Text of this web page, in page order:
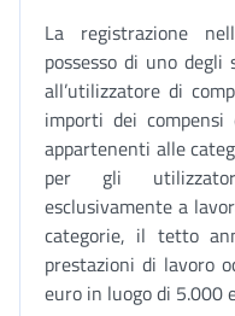
La registrazione
possesso di uno
all’utilizzatore di
importi dei
appartenenti alle
per gli
esclusivamente a
categorie, il tetto
prestazioni di lavoro
euro in luogo di 5.000